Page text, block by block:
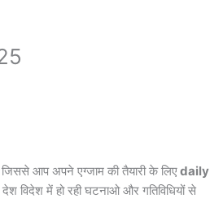
आप अपने एग्जाम की तैयारी के लिएdaily
में हो रही घटनाओ और गतिविधियों से